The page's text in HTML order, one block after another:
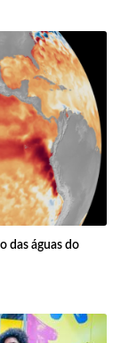
das águas do